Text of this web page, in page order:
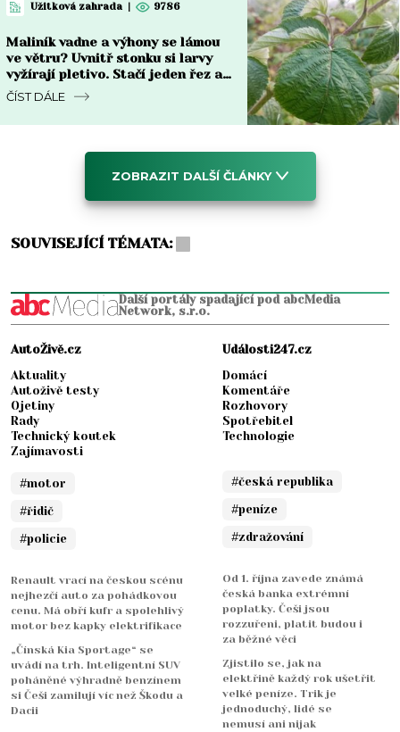
Užitková zahrada 9786
Maliník vadne a výhony se lámou
ve větru? Uvnitř stonku si larvy
vyžírají pletivo. Stačí jeden řez a
česnek
ČÍST DÁLE
ZOBRAZIT DALŠÍ ČLÁNKY
SOUVISEJÍCÍ TÉMATA:
Další portály spadající pod abcMedia
Network, s.r.o.
AutoŽivě.cz
Aktuality
Autoživě testy
Ojetiny
Rady
Technický koutek
Zajímavosti
#motor
#řidič
#policie
Renault vrací na českou scénu
nejhezčí auto za pohádkovou
cenu. Má obří kufr a spolehlivý
motor bez kapky elektrifikace
„Čínská Kia Sportage“ se
uvádí na trh. Inteligentní SUV
poháněné výhradně benzínem
si Češi zamilují víc než Škodu a
Dacii
Události247.cz
Domácí
Komentáře
Rozhovory
Spotřebitel
Technologie
#česká republika
#peníze
#zdražování
Od 1. října zavede známá
česká banka extrémní
poplatky. Češi jsou
rozzuřeni, platit budou i
za běžné věci
Zjistilo se, jak na
elektřině každý rok ušetřit
velké peníze. Trik je
jednoduchý, lidé se
nemusí ani nijak